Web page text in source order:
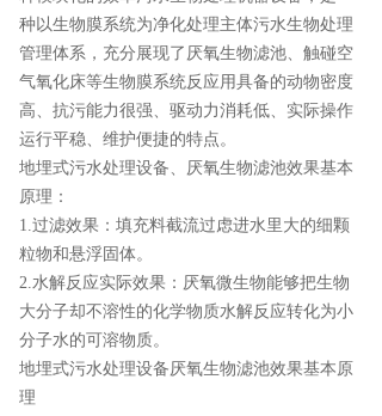
种以生物膜系统为净化处理主体污水生物处理
管理体系，充分展现了厌氧生物滤池、触碰空
气氧化床等生物膜系统反应用具备的动物密度
高、抗污能力很强、驱动力消耗低、实际操作
运行平稳、维护便捷的特点。
地埋式污水处理设备、厌氧生物滤池效果基本
原理：
1.过滤效果：填充料截流过虑进水里大的细颗
粒物和悬浮固体。
2.水解反应实际效果：厌氧微生物能够把生物
大分子却不溶性的化学物质水解反应转化为小
分子水的可溶物质。
地埋式污水处理设备厌氧生物滤池效果基本原
理